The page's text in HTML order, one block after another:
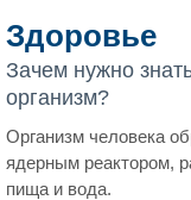
Здоровье
Зачем нужно
организм?
Организм человека
ядерным реактором,
пища и вода.